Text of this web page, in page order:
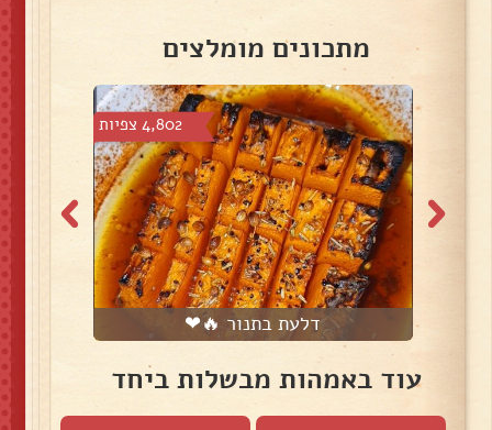
מתכונים מומלצים
4,802 צפיות
דלעת בתנור 🔥❤
עוד באמהות מבשלות ביחד